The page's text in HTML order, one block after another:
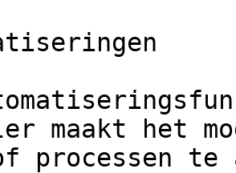
maakt het
processen te